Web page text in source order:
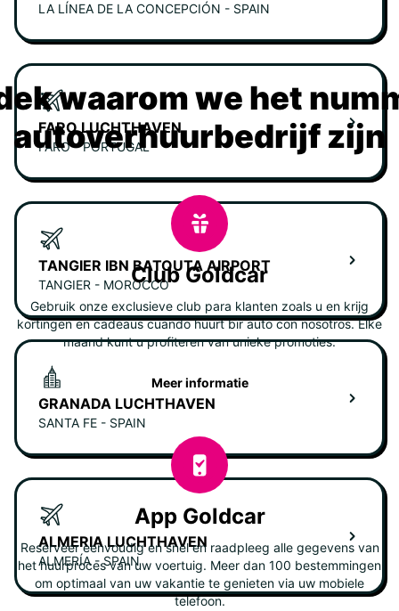
LA LÍNEA DE LA CONCEPCIÓN - SPAIN
FARO LUCHTHAVEN
FARO - PORTUGAL
TANGIER IBN BATOUTA AIRPORT
TANGIER - MOROCCO
GRANADA LUCHTHAVEN
SANTA FE - SPAIN
ALMERIA LUCHTHAVEN
ALMERÍA - SPAIN
waarom we het
autoverhuurbedrijf zijn
Club Goldcar
Gebruik onze exclusieve club para klanten zoals u en krijg
kortingen en cadeaus cuando huurt bir auto con nosotros. Elke
maand kunt u profiteren van unieke promoties.
Meer informatie
App Goldcar
Reserveer eenvoudig en snel en raadpleeg alle gegevens van
het huurproces van uw voertuig. Meer dan 100 bestemmingen
om optimaal van uw vakantie te genieten via uw mobiele
telefoon.